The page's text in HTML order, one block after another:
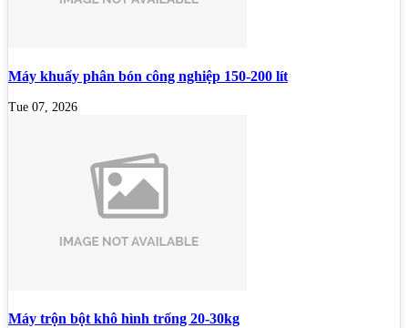
Máy khuấy phân bón công nghiệp 150-200 lít
Tue 07, 2026
Máy trộn bột khô hình trống 20-30kg